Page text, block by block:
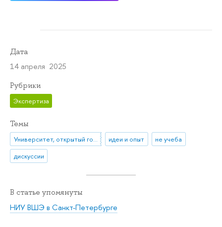
Дата
14 апреля 2025
Рубрики
Экспертиза
Темы
Университет, открытый городу идеи и опыт
не учеба
дискуссии
В статье упомянуты
НИУ ВШЭ в Санкт-Петербурге